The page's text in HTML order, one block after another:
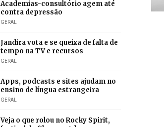
Academias-consultório agem até
contra depressão
GERAL
Jandira vota e se queixa de falta de
tempo na TV e recursos
GERAL
Apps, podcasts e sites ajudam no
ensino de língua estrangeira
GERAL
Veja o que rolou no Rocky Spirit,